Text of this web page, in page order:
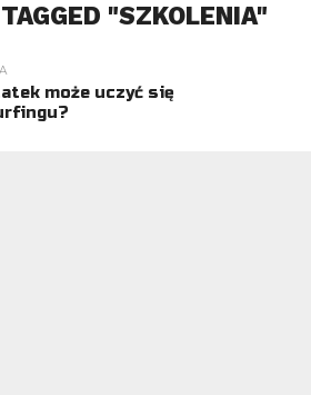
"SZKOLENIA"
może uczyć się